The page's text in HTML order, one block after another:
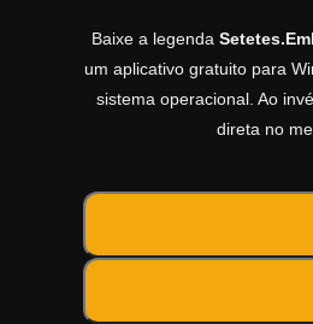
Baixe a legenda
um aplicativo gratuito para
sistema operacional. Ao
direta no